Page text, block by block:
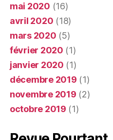
mai 2020 (16)
avril 2020 (18)
mars 2020 (5)
février 2020 (1)
janvier 2020 (1)
décembre 2019 (1)
novembre 2019 (2)
octobre 2019 (1)